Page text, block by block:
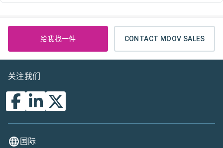
给我找一件 CONTACT MOOV SALES
关注我们
国际